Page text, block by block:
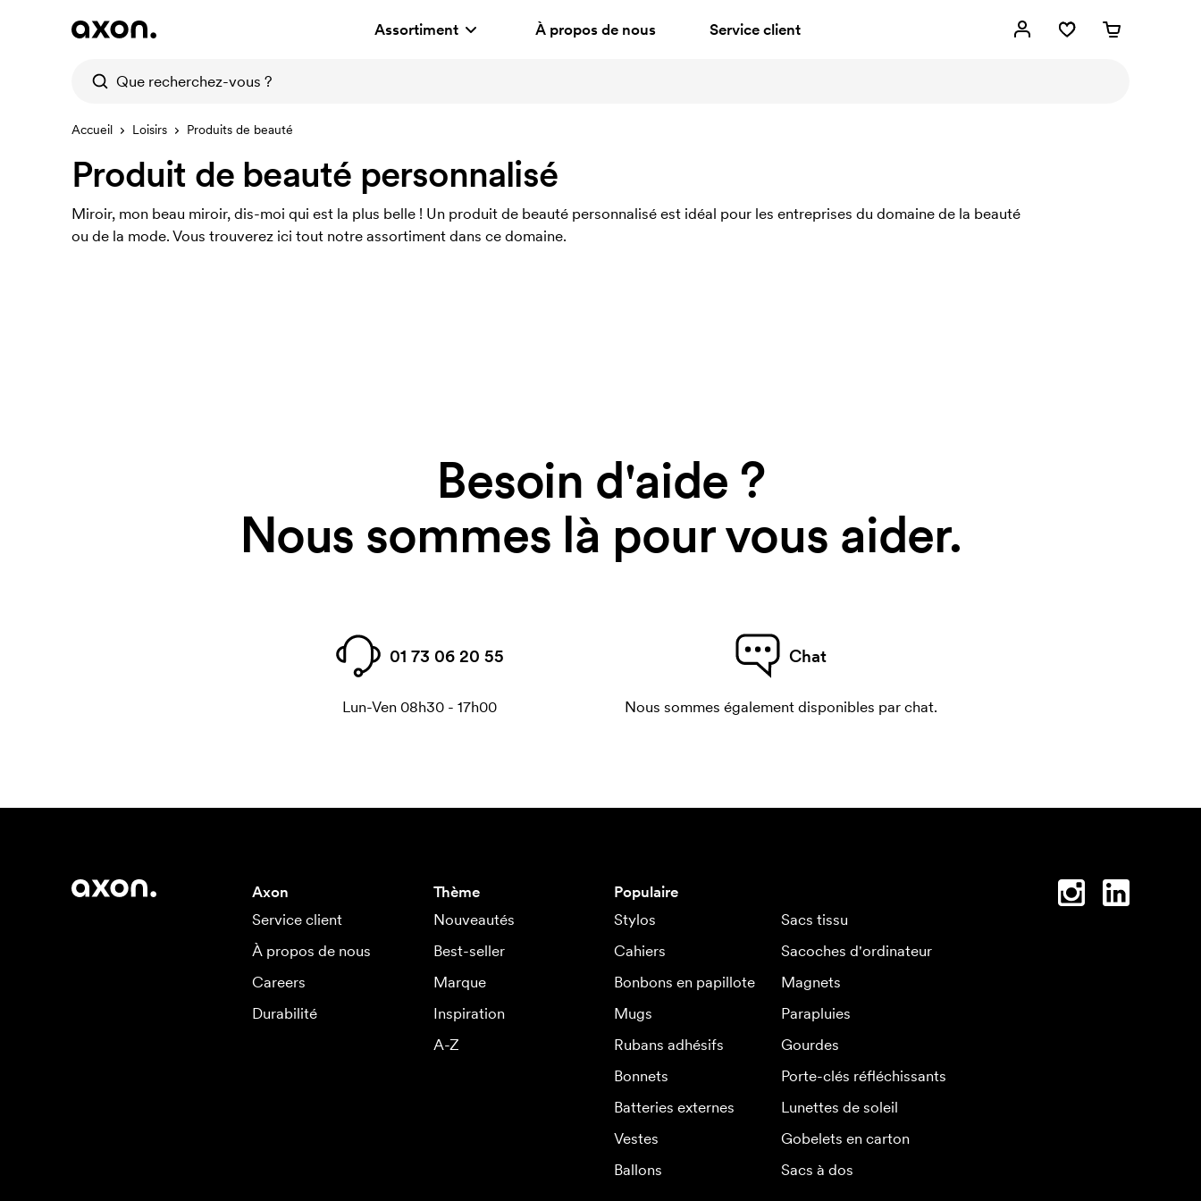
Assortiment À propos de nous Service client
Accueil Loisirs Produits de beauté
Produit de beauté personnalisé
Miroir, mon beau miroir, dis-moi qui est la plus belle ! Un produit de beauté personnalisé est idéal pour les entreprises du domaine de la beauté
ou de la mode. Vous trouverez ici tout notre assortiment dans ce domaine.
Besoin d'aide ?
Nous sommes là pour vous aider.
01 73 06 20 55
Lun-Ven 08h30 - 17h00
Chat
Nous sommes également disponibles par chat.
Axon
Service client
À propos de nous
Careers
Durabilité
Thème
Nouveautés
Best-seller
Marque
Inspiration
A-Z
Populaire
Stylos
Sacs tissu
Cahiers
Sacoches d'ordinateur
Bonbons en papillote
Magnets
Mugs
Parapluies
Rubans adhésifs
Gourdes
Bonnets
Porte-clés réfléchissants
Batteries externes
Lunettes de soleil
Vestes
Gobelets en carton
Ballons
Sacs à dos